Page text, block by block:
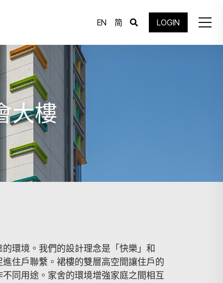
EN 简 LOGIN
大樓
環境。我們的設計理念是「快樂」和
住戶聯繫。裙樓的雙層高空間讓住戶的
同用途。家舍的環境增強家庭之間相互